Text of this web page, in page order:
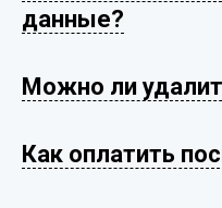
данные?
Можно ли
Как оплатить